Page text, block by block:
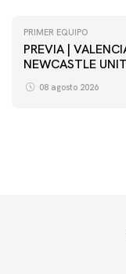
PRIMER EQUIPO
PREVIA |
NEWCASTLE
08 agosto 2026
PRIMER EQUIPO